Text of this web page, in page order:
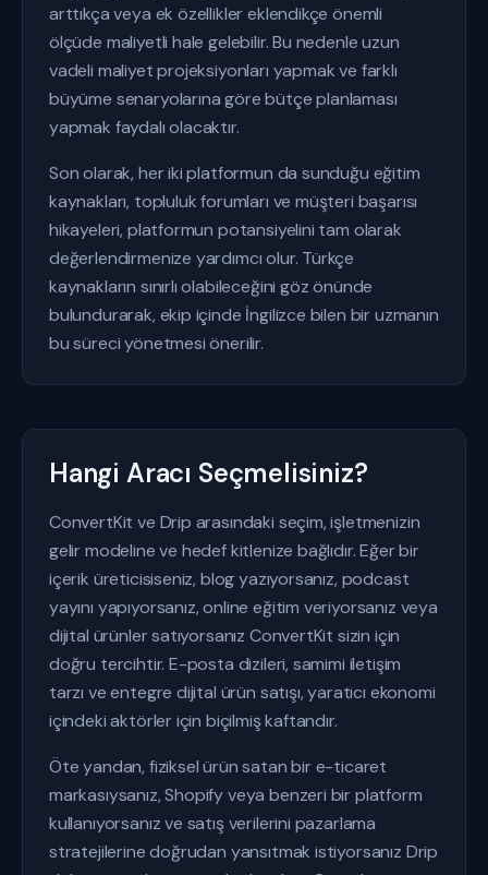
arttıkça veya ek özellikler eklendikçe önemli
ölçüde maliyetli hale gelebilir. Bu nedenle uzun
vadeli maliyet projeksiyonları yapmak ve farklı
büyüme senaryolarına göre bütçe planlaması
yapmak faydalı olacaktır.
Son olarak, her iki platformun da sunduğu eğitim
kaynakları, topluluk forumları ve müşteri başarısı
hikayeleri, platformun potansiyelini tam olarak
değerlendirmenize yardımcı olur. Türkçe
kaynakların sınırlı olabileceğini göz önünde
bulundurarak, ekip içinde İngilizce bilen bir uzmanın
bu süreci yönetmesi önerilir.
Hangi Aracı Seçmelisiniz?
ConvertKit ve Drip arasındaki seçim, işletmenizin
gelir modeline ve hedef kitlenize bağlıdır. Eğer bir
içerik üreticisiseniz, blog yazıyorsanız, podcast
yayını yapıyorsanız, online eğitim veriyorsanız veya
dijital ürünler satıyorsanız ConvertKit sizin için
doğru tercihtir. E-posta dizileri, samimi iletişim
tarzı ve entegre dijital ürün satışı, yaratıcı ekonomi
içindeki aktörler için biçilmiş kaftandır.
Öte yandan, fiziksel ürün satan bir e-ticaret
markasıysanız, Shopify veya benzeri bir platform
kullanıyorsanız ve satış verilerini pazarlama
stratejilerine doğrudan yansıtmak istiyorsanız Drip